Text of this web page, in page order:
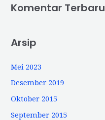
Komentar Terbaru
Arsip
Mei 2023
Desember 2019
Oktober 2015
September 2015